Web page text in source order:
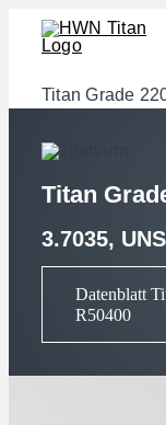
Zum
Inhalt
Branchen
Werkstoffe
Services
Downloads
Über uns
Titan Grade 2
Titan
3.7035,
Datenblatt
R50400